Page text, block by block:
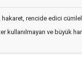
hakaret, rencide edici
kullanılmayan ve büyük